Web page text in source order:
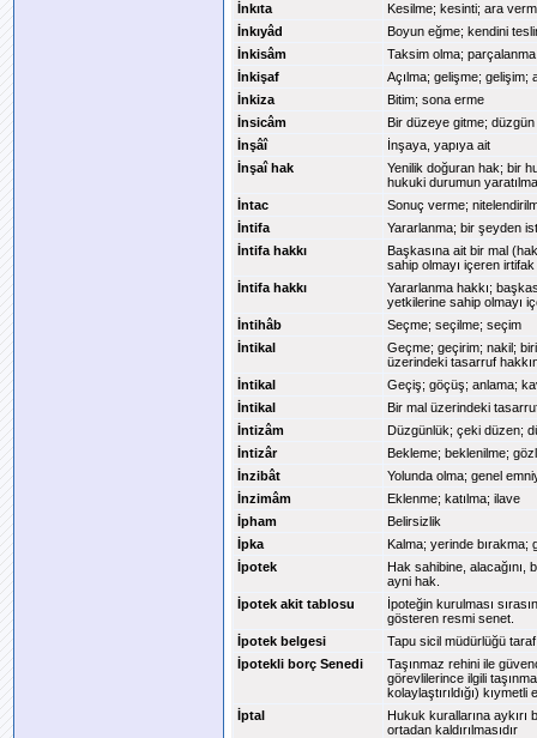
İnkıta
Kesilme; kesinti; ara
İnkıyâd
Boyun eğme; kendini
İnkisâm
Taksim olma;
İnkişaf
Açılma; gelişme; gelişim;
İnkiza
Bitim; sona erme
İnsicâm
Bir düzeye gitme;
İnşâî
İnşaya, yapıya ait
İnşaî hak
Yenilik doğuran hak; bir
hukuki durumun
İntac
Sonuç verme;
İntifa
Yararlanma; bir şeyden
İntifa hakkı
Başkasına ait bir mal
sahip olmayı içeren
İntifa hakkı
Yararlanma hakkı;
yetkilerine sahip olmayı
İntihâb
Seçme; seçilme; seçim
İntikal
Geçme; geçirim; nakil;
üzerindeki tasarruf
İntikal
Geçiş; göçüş; anlama;
İntikal
Bir mal üzerindeki
İntizâm
Düzgünlük; çeki düzen;
İntizâr
Bekleme; beklenilme;
İnzibât
Yolunda olma; genel
İnzimâm
Eklenme; katılma; ilave
İpham
Belirsizlik
İpka
Kalma; yerinde bırakma;
İpotek
Hak sahibine, alacağını,
ayni hak.
İpotek akit tablosu
İpoteğin kurulması
gösteren resmi senet.
İpotek belgesi
Tapu sicil müdürlüğü
İpotekli borç Senedi
Taşınmaz rehini ile
görevlilerince ilgili
kolaylaştırıldığı) kıymetli
İptal
Hukuk kurallarına aykırı
ortadan kaldırılmasıdır